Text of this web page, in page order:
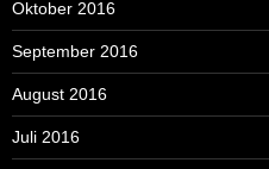
Oktober 2016
September 2016
August 2016
Juli 2016